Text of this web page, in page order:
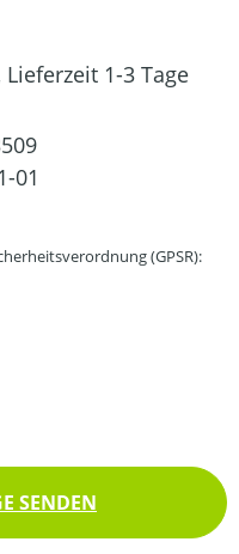
1-3 Tage
01
(GPSR):
SENDEN